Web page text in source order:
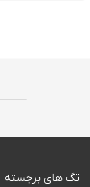
تگ های برجسته